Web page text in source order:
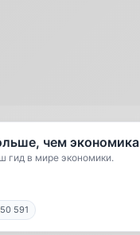
чем экономика
гид в мире экономики.
50 591